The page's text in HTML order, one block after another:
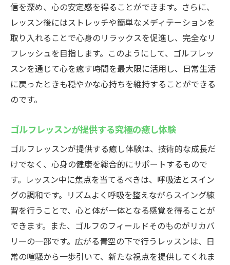
信を深め、心の安定感を得ることができます。さらに、
レッスン後にはストレッチや簡単なメディテーションを
取り入れることで心身のリラックスを促進し、完全なリ
フレッシュを目指します。このようにして、ゴルフレッ
スンを通じて心を癒す時間を最大限に活用し、日常生活
に戻ったときも穏やかな心持ちを維持することができる
のです。
ゴルフレッスンが提供する究極の癒し体験
ゴルフレッスンが提供する癒し体験は、技術的な成長だ
けでなく、心身の健康を総合的にサポートするもので
す。レッスン中に焦点を当てるべきは、呼吸法とスイン
グの調和です。リズムよく呼吸を整えながらスイング練
習を行うことで、心と体が一体となる感覚を得ることが
できます。また、ゴルフのフィールドそのものがリカバ
リーの一部です。広がる青空の下で行うレッスンは、日
常の喧騒から一歩引いて、新たな視点を提供してくれま